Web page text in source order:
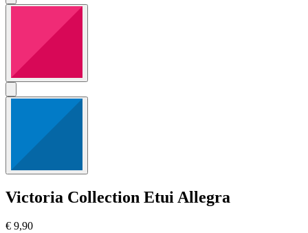
Victoria Collection Etui Allegra
€ 9,90